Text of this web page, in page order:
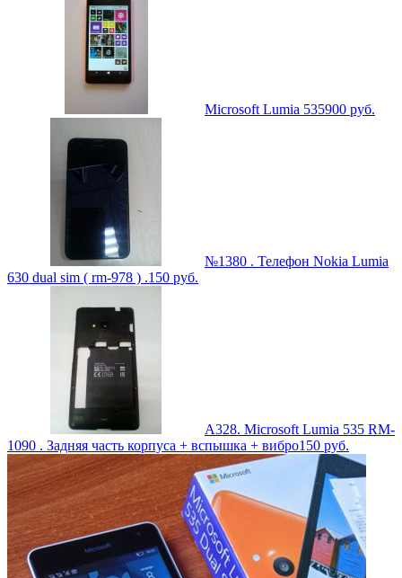
Microsoft Lumia 535900 руб.
№1380 . Телефон Nokia Lumia
630 dual sim ( rm-978 ) .150 руб.
A328. Microsoft Lumia 535 RM-
1090 . Задняя часть корпуса + вспышка + вибро150 руб.